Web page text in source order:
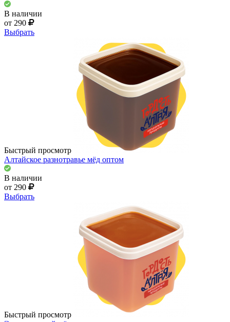
В наличии
от 290
Выбрать
Быстрый просмотр
Алтайское разнотравье мёд оптом
В наличии
от 290
Выбрать
Быстрый просмотр